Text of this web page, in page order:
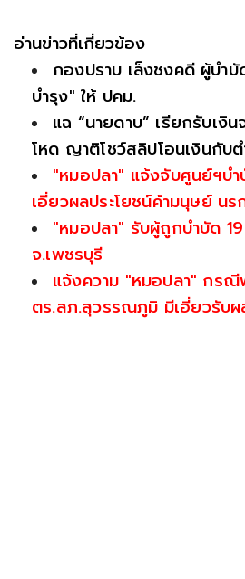
อ่านข่าวที่เกี่ยวข้อง
กองปราบ เล็งชงคดี ผู้บำ
บำรุง" ให้ ปคม.
แฉ “นายดาบ” เรียกรับเงิ
โหด ญาติโชว์สลิปโอนเงินกับ
"หมอปลา" แจ้งจับศูนย์ฯบ
เอี่ยวผลประโยชน์ค้ามนุษย์ น
"หมอปลา" รับผู้ถูกบำบัด
จ.เพชรบุรี
แจ้งความ "หมอปลา" กร
ตร.สภ.สุวรรณภูมิ มีเอี่ยวรับผ